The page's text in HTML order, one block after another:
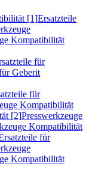
[1]Ersatzteile
Kompatibilität
für
Geberit
für
Kompatibilität
[2]Presswerkzeuge
Kompatibilität
für
Kompatibilität